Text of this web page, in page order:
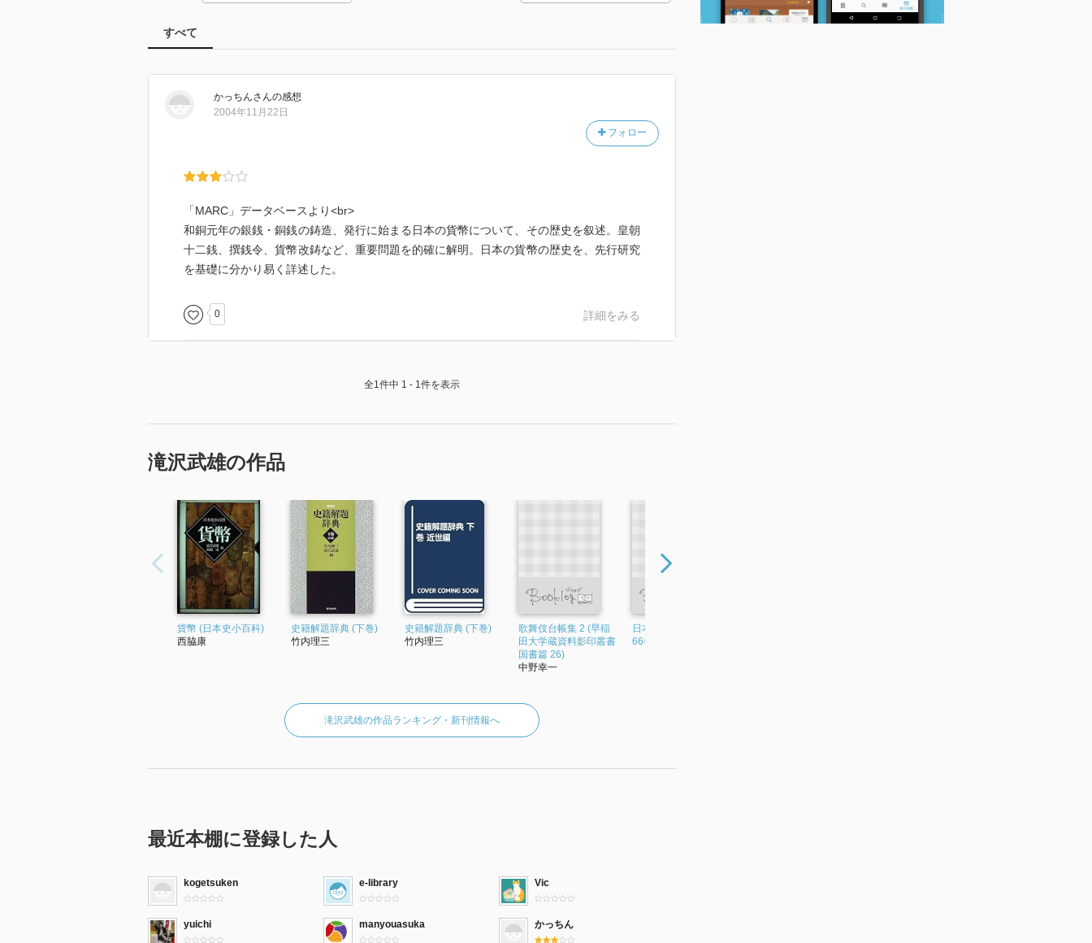
すべて
かっちんさんの感想
フォロー
2004年11月22日
「MARC」データベースより<br>
和銅元年の銀銭・銅銭の鋳造、発行に始まる日本の貨幣について、その歴史を叙述。皇朝
十二銭、撰銭令、貨幣改鋳など、重要問題を的確に解明。日本の貨幣の歴史を、先行研究
を基礎に分かり易く詳述した。
0 詳細をみる
全1件中 1 - 1件を表示
滝沢武雄の作品
貨幣 (日本史小百科)
西脇康
史籍解題辞典 (下巻)
竹内理三
史籍解題辞典 (下巻)
竹内理三
歌舞伎台帳集 2 (早稲
田大学蔵資料影印叢書
国書篇 26)
中野幸一
日本貨幣史の研究 (19
66年)
滝沢武雄の作品ランキング・新刊情報へ
最近本棚に登録した人
kogetsuken e-library Vic
yuichi manyouasuka かっちん